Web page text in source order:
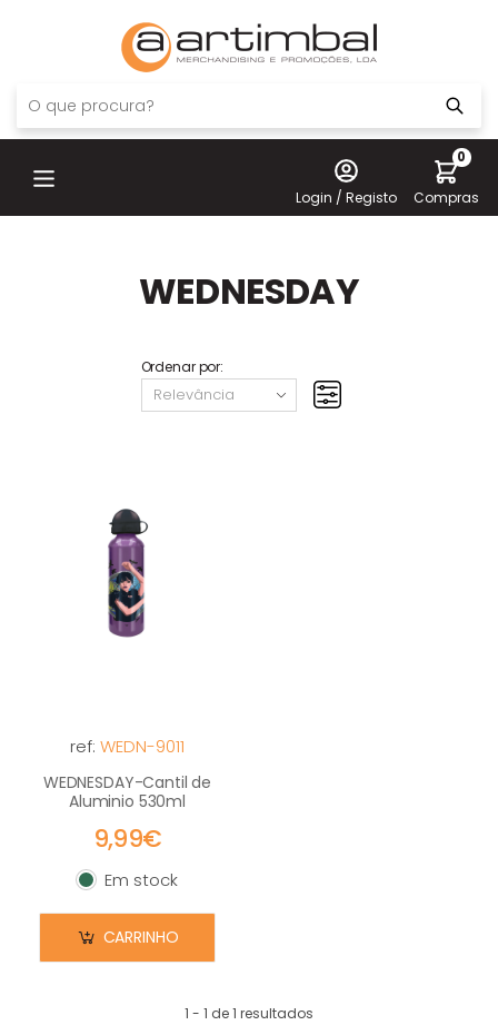
Login / Registo
0
Compras
WEDNESDAY
Ordenar por:
ref: WEDN-9011
WEDNESDAY-Cantil de
Aluminio 530ml
9,99€
Em stock
Em stock
CARRINHO
1 - 1 de 1 resultados